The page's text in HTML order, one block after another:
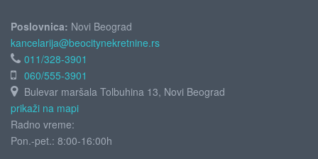
Poslovnica: Novi Beograd
kancelarija@beocitynekretnine.rs
011/328-3901
060/555-3901
Bulevar maršala Tolbuhina 13, Novi Beograd
prikaži na mapi
Radno vreme:
Pon.-pet.: 8:00-16:00h